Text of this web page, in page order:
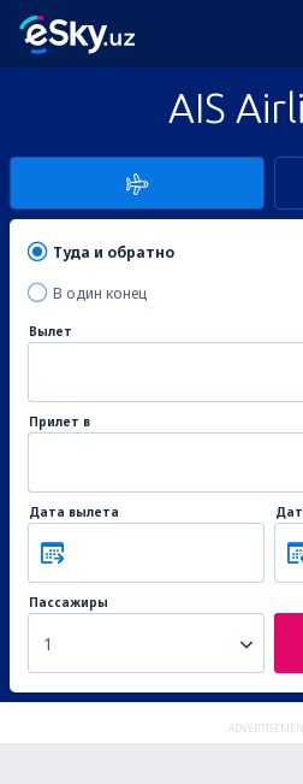
AIS
Туда и обратно
В один конец
Вылет
Прилет в
Дата вылета
Пассажиры
1